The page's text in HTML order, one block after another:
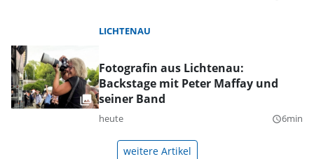
LICHTENAU
Fotografin aus Lichtenau:
Backstage mit Peter Maffay und
seiner Band
heute query_builder6min
weitere Artikel